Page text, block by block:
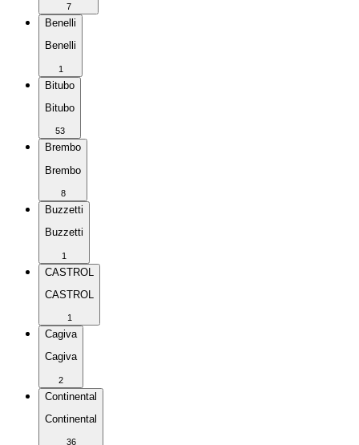
7
Benelli
Benelli
1
Bitubo
Bitubo
53
Brembo
Brembo
8
Buzzetti
Buzzetti
1
CASTROL
CASTROL
1
Cagiva
Cagiva
2
Continental
Continental
36